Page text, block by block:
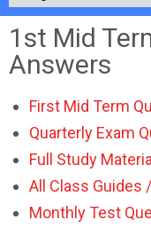
1st Mid
Answers
First Mid Term
Quarterly Exam
Full Study
All Class Guides
Monthly Test